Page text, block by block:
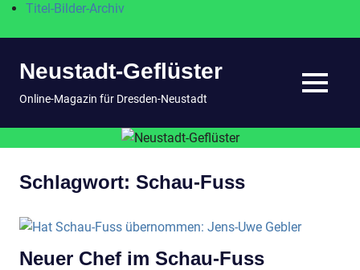
Titel-Bilder-Archiv
InhaltNeustadt-Geflüster
Online-Magazin für Dresden-Neustadt MENÜ
Schlagwort: Schau-Fuss
Neuer Chef im Schau-Fuss